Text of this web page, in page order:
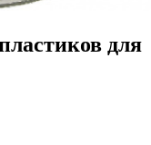
для